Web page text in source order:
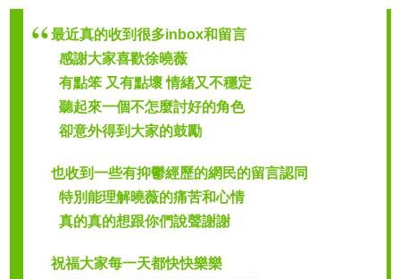
最近真的收到很多inbox和留言
感謝大家喜歡徐曉薇
有點笨 又有點壞 情緒又不穩定
聽起來一個不怎麼討好的角色
卻意外得到大家的鼓勵
也收到一些有抑鬱經歷的網民的留言認同
特別能理解曉薇的痛苦和心情
真的真的想跟你們說聲謝謝
祝福大家每一天都快快樂樂